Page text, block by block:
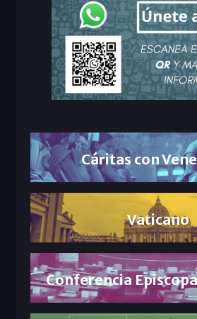
Cáritas con
Vaticano
Conferencia